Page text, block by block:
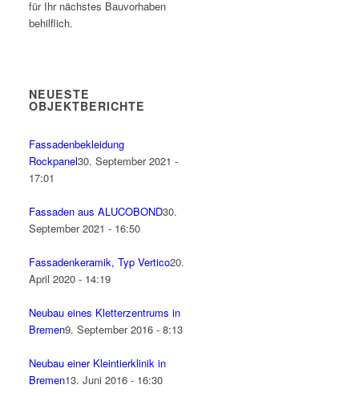
für Ihr nächstes Bauvorhaben
behilflich.
NEUESTE
OBJEKTBERICHTE
Fassadenbekleidung
Rockpanel30. September 2021 -
17:01
Fassaden aus ALUCOBOND30.
September 2021 - 16:50
Fassadenkeramik, Typ Vertico20.
April 2020 - 14:19
Neubau eines Kletterzentrums in
Bremen9. September 2016 - 8:13
Neubau einer Kleintierklinik in
Bremen13. Juni 2016 - 16:30